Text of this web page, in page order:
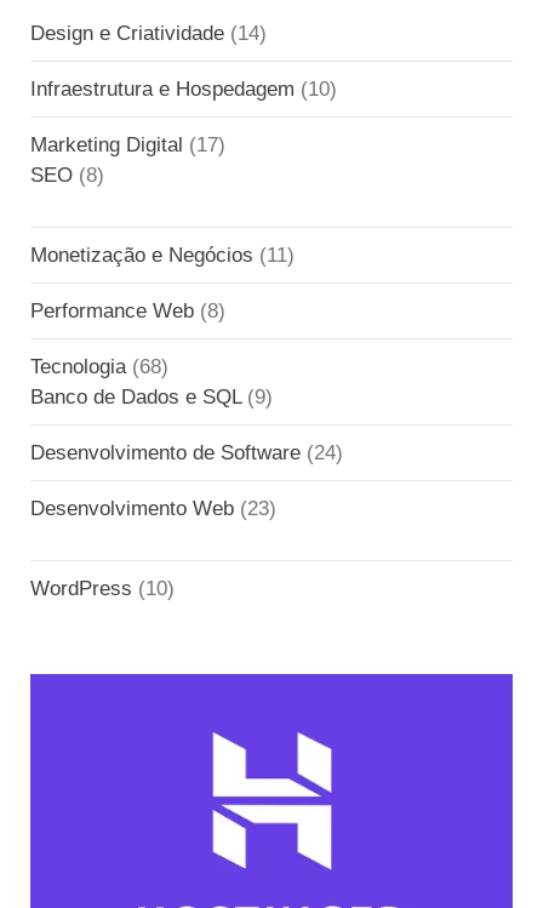
Design e Criatividade (14)
Infraestrutura e Hospedagem (10)
Marketing Digital (17)
SEO (8)
Monetização e Negócios (11)
Performance Web (8)
Tecnologia (68)
Banco de Dados e SQL(9)
Desenvolvimento de Software (24)
Desenvolvimento Web (23)
WordPress (10)